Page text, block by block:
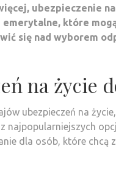
ubezpieczenie
które
się nad wyborem
na życie
ubezpieczeń na
najpopularniejszych
dla osób, które chcą